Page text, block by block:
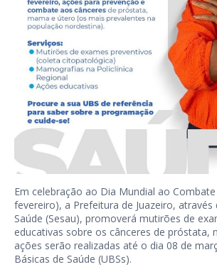
Em celebração ao Dia Mundial ao
fevereiro), a Prefeitura de Juazeiro, através
Saúde (Sesau), promoverá mutirões de
educativas sobre os cânceres de próstata,
ações serão realizadas até o dia 08 de
Básicas de Saúde (UBSs).